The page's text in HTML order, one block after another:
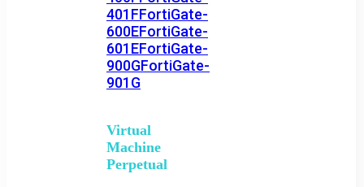
401FFortiGate-
600EFortiGate-
601EFortiGate-
900GFortiGate-
901G
Virtual
Machine
Perpetual